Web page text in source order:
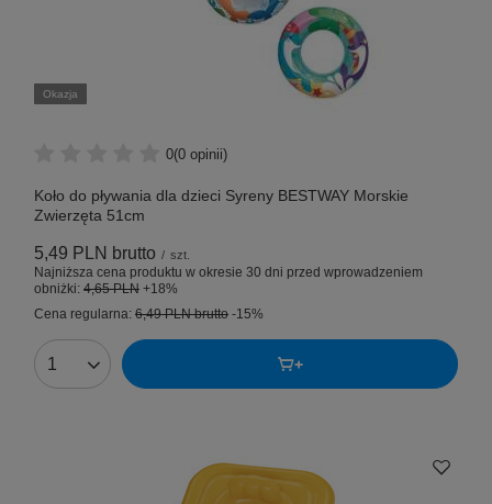
Okazja
0(0 opinii)
Koło do pływania dla dzieci Syreny BESTWAY Morskie
Zwierzęta 51cm
5,49 PLN brutto / szt.
Najniższa cena produktu w okresie 30 dni przed wprowadzeniem
obniżki: 4,65 PLN +18%
Cena regularna: 6,49 PLNbrutto -15%